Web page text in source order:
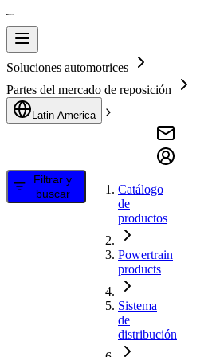
Soluciones automotrices
Partes del mercado de reposición
Latin America
Filtrar y
buscar
Catálogo
de
productos
Powertrain
products
Sistema
de
distribución